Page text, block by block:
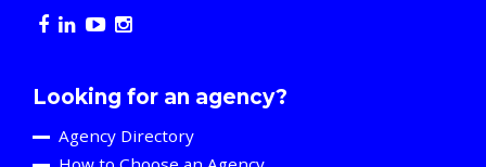
Looking for an agency?
Agency Directory